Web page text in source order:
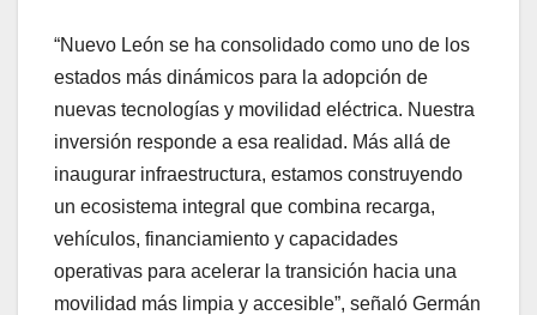
“Nuevo León se ha consolidado como uno de los
estados más dinámicos para la adopción de
nuevas tecnologías y movilidad eléctrica. Nuestra
inversión responde a esa realidad. Más allá de
inaugurar infraestructura, estamos construyendo
un ecosistema integral que combina recarga,
vehículos, financiamiento y capacidades
operativas para acelerar la transición hacia una
movilidad más limpia y accesible”, señaló Germán